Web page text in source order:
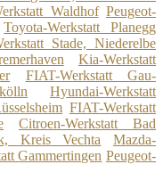
Waldhof Peugeot-
Toyota-Werkstatt Planegg
Stade, Niederelbe
Kia-Werkstatt
FIAT-Werkstatt Gau-
Hyundai-Werkstatt
FIAT-Werkstatt
Citroen-Werkstatt Bad
Kreis Vechta
Mazda-
Gammertingen Peugeot-